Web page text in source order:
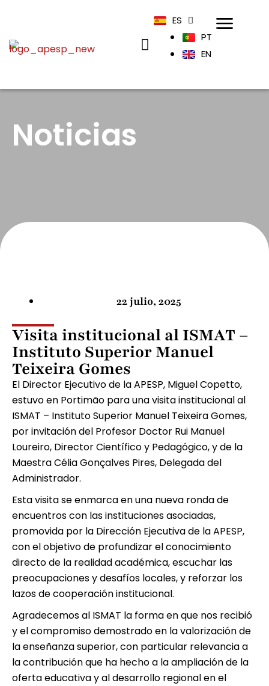
ES
PT
EN
Noticias
22 julio, 2025
Visita institucional al ISMAT –
Instituto Superior Manuel
Teixeira Gomes
El Director Ejecutivo de la APESP, Miguel Copetto,
estuvo en Portimão para una visita institucional al
ISMAT – Instituto Superior Manuel Teixeira Gomes,
por invitación del Profesor Doctor Rui Manuel
Loureiro, Director Científico y Pedagógico, y de la
Maestra Célia Gonçalves Pires, Delegada del
Administrador.
Esta visita se enmarca en una nueva ronda de
encuentros con las instituciones asociadas,
promovida por la Dirección Ejecutiva de la APESP,
con el objetivo de profundizar el conocimiento
directo de la realidad académica, escuchar las
preocupaciones y desafíos locales, y reforzar los
lazos de cooperación institucional.
Agradecemos al ISMAT la forma en que nos recibió
y el compromiso demostrado en la valorización de
la enseñanza superior, con particular relevancia a
la contribución que ha hecho a la ampliación de la
oferta educativa y al desarrollo regional en el